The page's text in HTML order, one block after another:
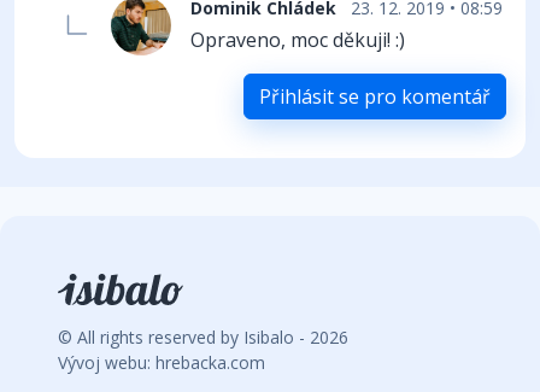
Dominik Chládek 23. 12. 2019 • 08:59
Opraveno, moc děkuji! :)
Přihlásit se pro komentář
© All rights reserved by Isibalo - 2026
Vývoj webu: hrebacka.com